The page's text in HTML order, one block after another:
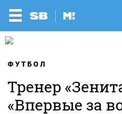
ФУТБОЛ
Тренер
«Впервые за